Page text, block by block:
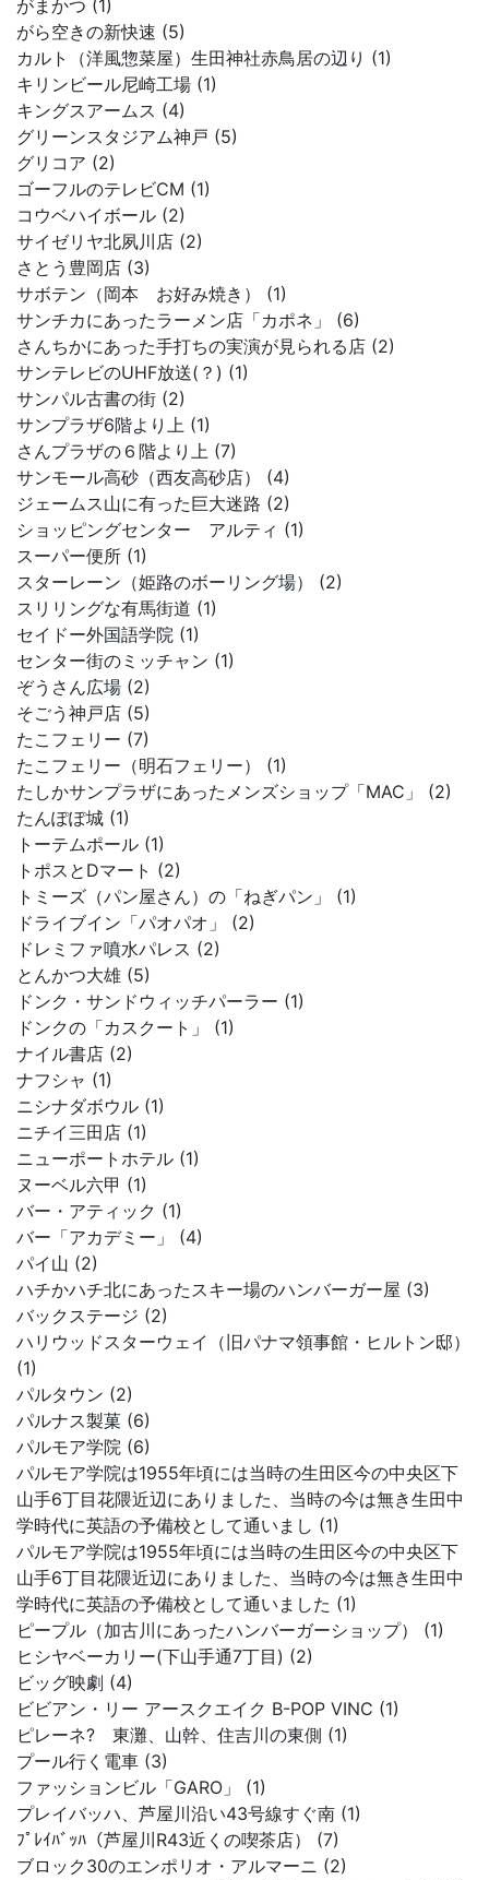
がまかつ (1)
がら空きの新快速 (5)
カルト（洋風惣菜屋）生田神社赤鳥居の辺り (1)
キリンビール尼崎工場 (1)
キングスアームス (4)
グリーンスタジアム神戸 (5)
グリコア (2)
ゴーフルのテレビCM (1)
コウベハイボール (2)
サイゼリヤ北夙川店 (2)
さとう豊岡店 (3)
サボテン（岡本 お好み焼き） (1)
サンチカにあったラーメン店「カポネ」 (6)
さんちかにあった手打ちの実演が見られる店 (2)
サンテレビのUHF放送(？) (1)
サンパル古書の街 (2)
サンプラザ6階より上 (1)
さんプラザの６階より上 (7)
サンモール高砂（西友高砂店） (4)
ジェームス山に有った巨大迷路 (2)
ショッピングセンター アルティ (1)
スーパー便所 (1)
スターレーン（姫路のボーリング場） (2)
スリリングな有馬街道 (1)
セイドー外国語学院 (1)
センター街のミッチャン (1)
ぞうさん広場 (2)
そごう神戸店 (5)
たこフェリー (7)
たこフェリー（明石フェリー） (1)
たしかサンプラザにあったメンズショップ「MAC」 (2)
たんぽぽ城 (1)
トーテムポール (1)
トポスとDマート (2)
トミーズ（パン屋さん）の「ねぎパン」 (1)
ドライブイン「パオパオ」 (2)
ドレミファ噴水パレス (2)
とんかつ大雄 (5)
ドンク・サンドウィッチパーラー (1)
ドンクの「カスクート」 (1)
ナイル書店 (2)
ナフシャ (1)
ニシナダボウル (1)
ニチイ三田店 (1)
ニューポートホテル (1)
ヌーベル六甲 (1)
バー・アティック (1)
バー「アカデミー」 (4)
パイ山 (2)
ハチかハチ北にあったスキー場のハンバーガー屋 (3)
バックステージ (2)
ハリウッドスターウェイ（旧パナマ領事館・ヒルトン邸）
(1)
パルタウン (2)
パルナス製菓 (6)
パルモア学院 (6)
パルモア学院は1955年頃には当時の生田区今の中央区下
山手6丁目花隈近辺にありました、当時の今は無き生田中
学時代に英語の予備校として通いまし (1)
パルモア学院は1955年頃には当時の生田区今の中央区下
山手6丁目花隈近辺にありました、当時の今は無き生田中
学時代に英語の予備校として通いました (1)
ピープル（加古川にあったハンバーガーショップ） (1)
ヒシヤベーカリー(下山手通7丁目) (2)
ビッグ映劇 (4)
ビビアン・リー アースクエイク B-POP VINC (1)
ピレーネ? 東灘、山幹、住吉川の東側 (1)
プール行く電車 (3)
ファッションビル「GARO」 (1)
プレイバッハ、芦屋川沿い43号線すぐ南 (1)
ﾌﾟﾚｲﾊﾞｯﾊ（芦屋川R43近くの喫茶店） (7)
ブロック30のエンポリオ・アルマーニ (2)